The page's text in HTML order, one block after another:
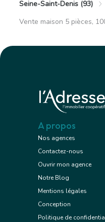
Seine-Saint-Denis (93)
Vente maison 5 pièces,
A propos
Nos agences
Contactez-nous
Ouvrir mon agence
Notre Blog
Mentions légales
Conception
Politique de